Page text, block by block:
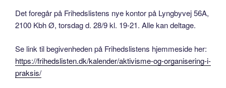
Det foregår på Frihedslistens nye kontor på Lyngbyvej 56A,
2100 Kbh Ø, torsdag d. 28/9 kl. 19-21. Alle kan deltage.
Se link til begivenheden på Frihedslistens hjemmeside her:
https://frihedslisten.dk/kalender/aktivisme-og-organisering-i-
praksis/